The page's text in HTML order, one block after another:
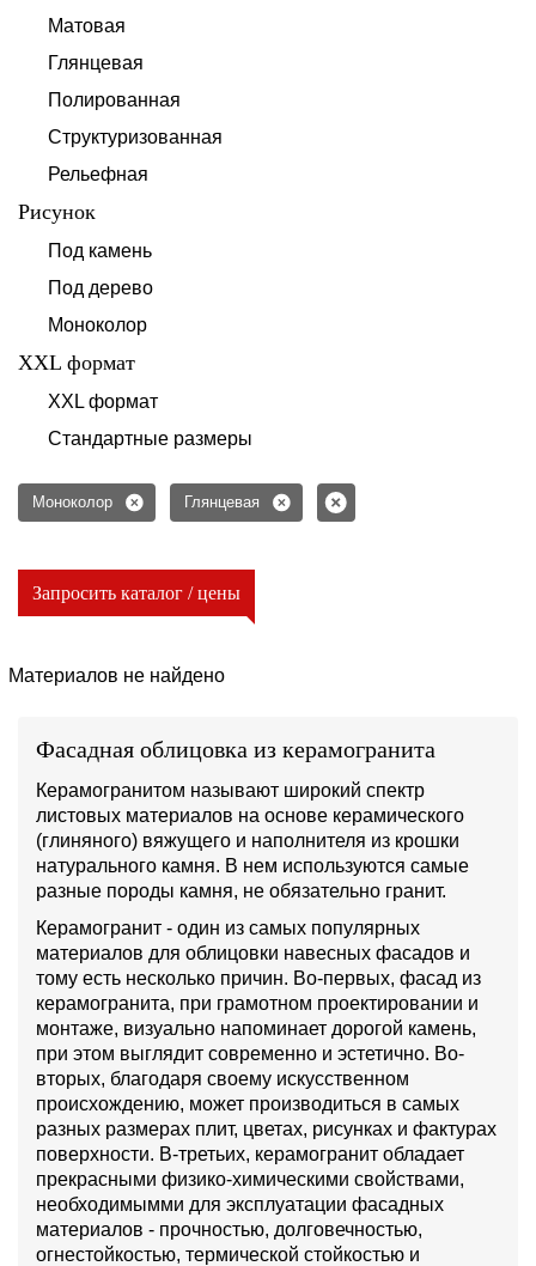
Матовая
Глянцевая
Полированная
Структуризованная
Рельефная
Рисунок
Под камень
Под дерево
Моноколор
XXL формат
XXL формат
Стандартные размеры
Моноколор Глянцевая
Запросить каталог / цены
Материалов не найдено
Фасадная облицовка из керамогранита
Керамогранитом называют широкий спектр
листовых материалов на основе керамического
(глиняного) вяжущего и наполнителя из крошки
натурального камня. В нем используются самые
разные породы камня, не обязательно гранит.
Керамогранит - один из самых популярных
материалов для облицовки навесных фасадов и
тому есть несколько причин. Во-первых, фасад из
керамогранита, при грамотном проектировании и
монтаже, визуально напоминает дорогой камень,
при этом выглядит современно и эстетично. Во-
вторых, благодаря своему искусственном
происхождению, может производиться в самых
разных размерах плит, цветах, рисунках и фактурах
поверхности. В-третьих, керамогранит обладает
прекрасными физико-химическими свойствами,
необходимымми для эксплуатации фасадных
материалов - прочностью, долговечностью,
огнестойкостью, термической стойкостью и